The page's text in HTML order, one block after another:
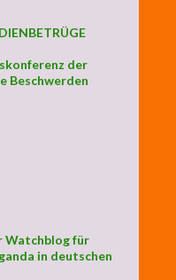
der
Beschwerden
Watchblog für
in deutschen